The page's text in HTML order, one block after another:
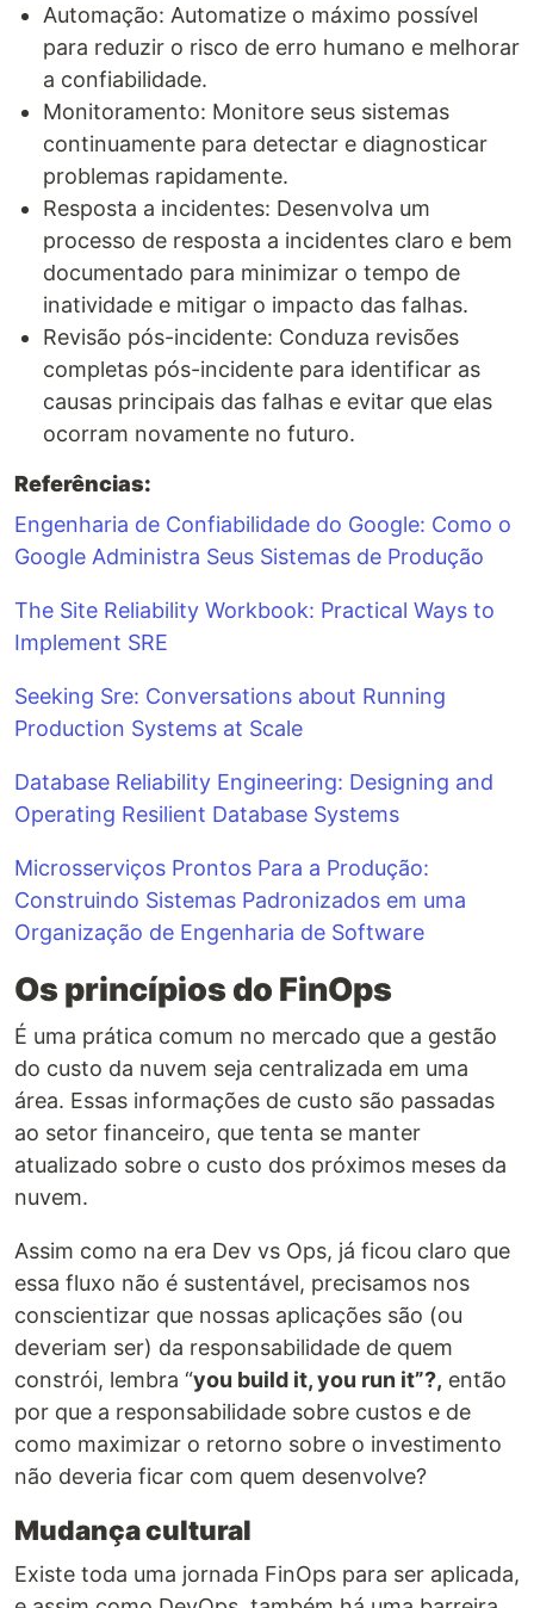
Automação: Automatize o máximo possível
para reduzir o risco de erro humano e melhorar
a confiabilidade.
Monitoramento: Monitore seus sistemas
continuamente para detectar e diagnosticar
problemas rapidamente.
Resposta a incidentes: Desenvolva um
processo de resposta a incidentes claro e bem
documentado para minimizar o tempo de
inatividade e mitigar o impacto das falhas.
Revisão pós-incidente: Conduza revisões
completas pós-incidente para identificar as
causas principais das falhas e evitar que elas
ocorram novamente no futuro.
Referências:
Engenharia de Confiabilidade do Google: Como o
Google Administra Seus Sistemas de Produção
The Site Reliability Workbook: Practical Ways to
Implement SRE
Seeking Sre: Conversations about Running
Production Systems at Scale
Database Reliability Engineering: Designing and
Operating Resilient Database Systems
Microsserviços Prontos Para a Produção:
Construindo Sistemas Padronizados em uma
Organização de Engenharia de Software
Os princípios do FinOps
É uma prática comum no mercado que a gestão
do custo da nuvem seja centralizada em uma
área. Essas informações de custo são passadas
ao setor financeiro, que tenta se manter
atualizado sobre o custo dos próximos meses da
nuvem.
Assim como na era Dev vs Ops, já ficou claro que
essa fluxo não é sustentável, precisamos nos
conscientizar que nossas aplicações são (ou
deveriam ser) da responsabilidade de quem
constrói, lembra “you build it, you run it”?, então
por que a responsabilidade sobre custos e de
como maximizar o retorno sobre o investimento
não deveria ficar com quem desenvolve?
Mudança cultural
Existe toda uma jornada FinOps para ser aplicada,